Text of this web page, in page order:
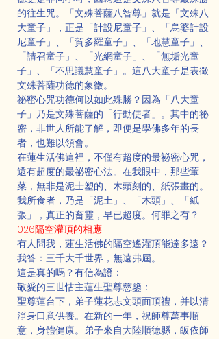
的往生咒。「文殊菩薩八智尊」就是「文殊八
大童子」，正是「計設尼童子」、「烏婆計設
尼童子」、「賀多羅童子」、「地慧童子」、
「請召童子」、「光網童子」、「無垢光童
子」、「不思議慧童子」。這八大童子是表徵
文殊菩薩功德的象徵。
祕密心咒功德何以如此殊勝？因為「八大童
子」乃是文殊菩薩的「行動使者」。其中的祕
密，非世人所能了解，即便是學佛多年的長
者，也難以領會。
在蓮生活佛這裡，不僅有超度的最祕密心咒，
還有超度的最祕密心法。在我眼中，那些葷
菜，無非是泥士塑的、木頭刻的、紙張畫的。
我所食者，乃是「泥土」、「木頭」、「紙
張」，真正的畜靈，早已超度。何罪之有？
026隔空灌頂的相應
有人問我，蓮生活佛的隔空遙灌頂能達多遠？
我答：三千大千世界，無遠弗屆。
這是真的嗎？有信為證：
敬愛的三世怙主蓮生聖尊慈鑒：
聖尊蓮台下，弟子蓮花志文頭面頂禮，并以清
淨身口意供養。在新的一年，祝師尊萬事順
意，身體健康。弟子來自大陸順德縣，皈依師